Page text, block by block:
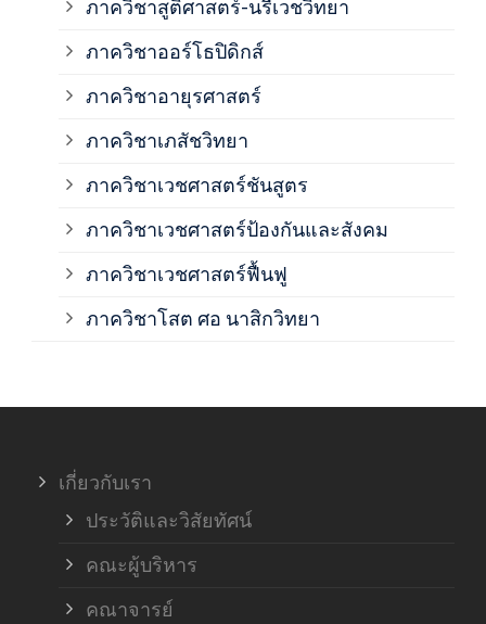
ภาควิชาสูติศาสตร์-นรีเวชวิทยา
ภาควิชาออร์โธปิดิกส์
ภาควิชาอายุรศาสตร์
ภาควิชาเภสัชวิทยา
ภาควิชาเวชศาสตร์ชันสูตร
ภาควิชาเวชศาสตร์ป้องกันและสังคม
ภาควิชาเวชศาสตร์ฟื้นฟู
ภาควิชาโสต ศอ นาสิกวิทยา
เกี่ยวกับเรา
ประวัติและวิสัยทัศน์
คณะผู้บริหาร
คณาจารย์